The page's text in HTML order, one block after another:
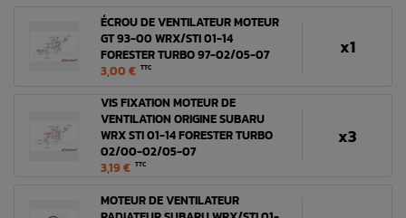
ÉCROU DE VENTILATEUR MOTEUR
GT 93-00 WRX/STI 01-14
FORESTER TURBO 97-02/05-07
3,00 € TTC
x1
VIS FIXATION MOTEUR DE
VENTILATION ORIGINE SUBARU
WRX STI 01-14 FORESTER TURBO
02/00-02/05-07
3,19 € TTC
x3
MOTEUR DE VENTILATEUR